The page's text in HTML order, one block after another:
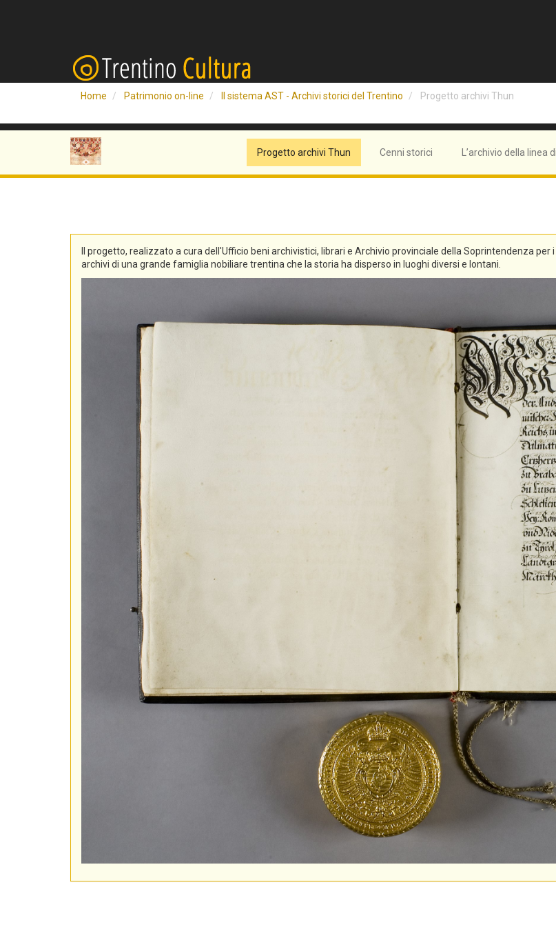
Home Patrimonio on-line Il sistema AST - Archivi storici del Trentino Progetto archivi Thun
Progetto archivi Thun Cenni storici L’archivio della linea
Il progetto, realizzato a cura dell'Ufficio beni archivistici, librari e Archivio provinciale della Soprintendenza
archivi di una grande famiglia nobiliare trentina che la storia ha disperso in luoghi diversi e lontani.